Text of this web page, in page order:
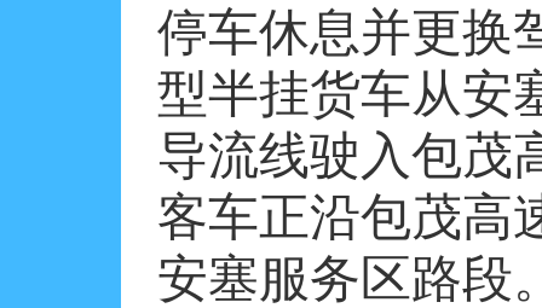
停车休息并更换
型半挂货车从安
导流线驶入包茂
客车正沿包茂高
安塞服务区路段